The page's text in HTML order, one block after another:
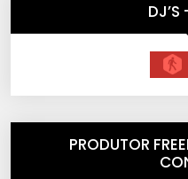
DJ’S
PRODUTOR